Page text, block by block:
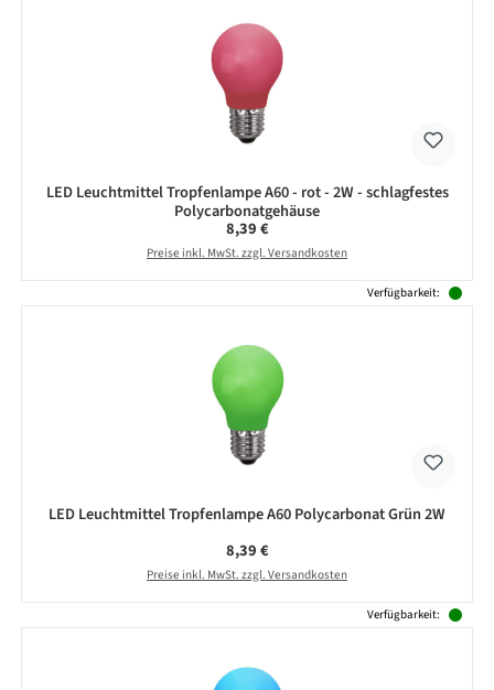
LED Leuchtmittel Tropfenlampe A60 - rot - 2W - schlagfestes
Polycarbonatgehäuse
Regulärer Preis:
8,39 €
Preise inkl. MwSt. zzgl. Versandkosten
Verfügbarkeit:
LED Leuchtmittel Tropfenlampe A60 Polycarbonat Grün 2W
Regulärer Preis:
8,39 €
Preise inkl. MwSt. zzgl. Versandkosten
Verfügbarkeit: